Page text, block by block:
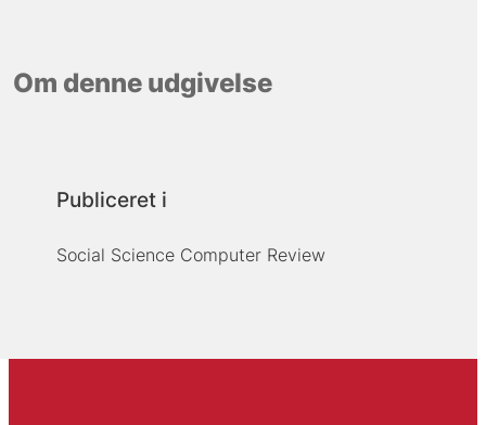
Om denne udgivelse
Publiceret i
Social Science Computer Review